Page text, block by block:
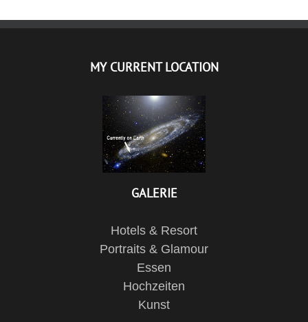
MY CURRENT LOCATION
GALERIE
Hotels & Resort
Portraits & Glamour
Essen
Hochzeiten
Kunst